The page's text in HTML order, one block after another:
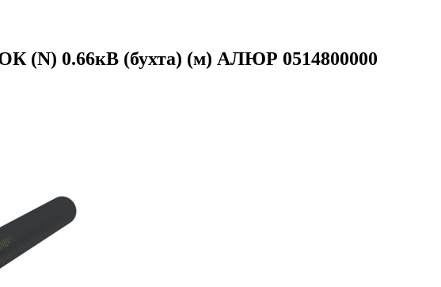
(N) 0.66кВ (бухта) (м) АЛЮР 0514800000